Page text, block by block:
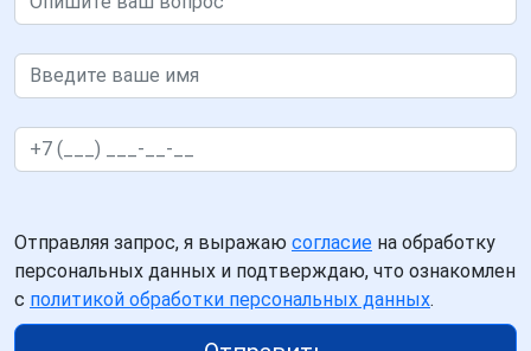
Отправляя запрос, я выражаю согласие на обработку
персональных данных и подтверждаю, что ознакомлен
с политикой обработки персональных данных.